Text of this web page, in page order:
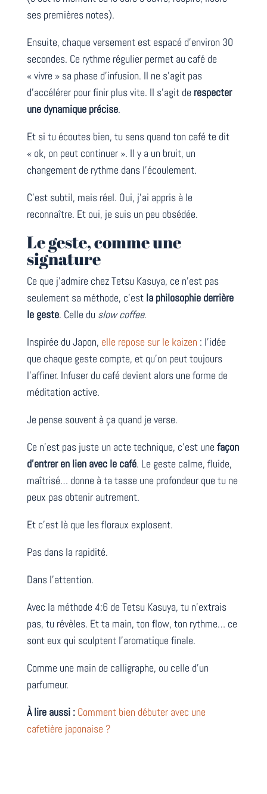
ses premières notes).
Ensuite, chaque versement est espacé d’environ 30
secondes. Ce rythme régulier permet au café de
« vivre » sa phase d’infusion. Il ne s’agit pas
d’accélérer pour finir plus vite. Il s’agit de respecter
une dynamique précise.
Et si tu écoutes bien, tu sens quand ton café te dit
« ok, on peut continuer ». Il y a un bruit, un
changement de rythme dans l’écoulement.
C’est subtil, mais réel. Oui, j’ai appris à le
reconnaître. Et oui, je suis un peu obsédée.
Le geste, comme une
signature
Ce que j’admire chez Tetsu Kasuya, ce n’est pas
seulement sa méthode, c’est la philosophie derrière
le geste. Celle du slow coffee.
Inspirée du Japon, elle repose sur le kaizen : l’idée
que chaque geste compte, et qu’on peut toujours
l’affiner. Infuser du café devient alors une forme de
méditation active.
Je pense souvent à ça quand je verse.
Ce n’est pas juste un acte technique, c’est une façon
d’entrer en lien avec le café. Le geste calme, fluide,
maîtrisé… donne à ta tasse une profondeur que tu ne
peux pas obtenir autrement.
Et c’est là que les floraux explosent.
Pas dans la rapidité.
Dans l’attention.
Avec la méthode 4:6 de Tetsu Kasuya, tu n’extrais
pas, tu révèles. Et ta main, ton flow, ton rythme… ce
sont eux qui sculptent l’aromatique finale.
Comme une main de calligraphe, ou celle d’un
parfumeur.
À lire aussi : Comment bien débuter avec une
cafetière japonaise ?